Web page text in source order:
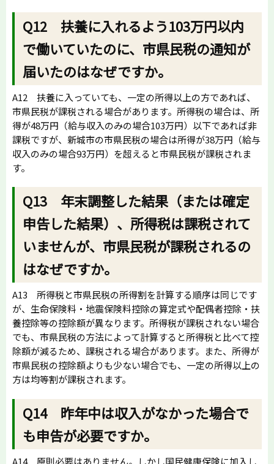
Q12 扶養に入れるよう103万円以内
で働いていたのに、市県民税の通知が
届いたのはなぜですか。
A12 扶養に入っていても、一定の所得以上の方であれば、
市県民税が課税される場合があります。所得税の場合は、所
得が48万円（給与収入のみの場合103万円）以下であれば非
課税ですが、新城市の市県民税の場合は所得が38万円（給与
収入のみの場合93万円）を超えると市県民税が課税されま
す。
Q13 年末調整した結果（または確定
申告した結果）、所得税は課税されて
いませんが、市県民税が課税されるの
はなぜですか。
A13 所得税と市県民税の所得割を計算する順序は同じです
が、生命保険料・地震保険料控除の算定式や配偶者控除・扶
養控除等の控除額が異なります。所得税が課税されない場合
でも、市県民税の方法によって計算すると所得税と比べて控
除額が減るため、課税される場合があります。また、所得が
市県民税の控除額よりも少ない場合でも、一定の所得以上の
方は均等割が課税されます。
Q14 昨年中は収入がなかった場合で
も申告が必要ですか。
A14 原則必要はありません。しかし国民健康保険に加入し